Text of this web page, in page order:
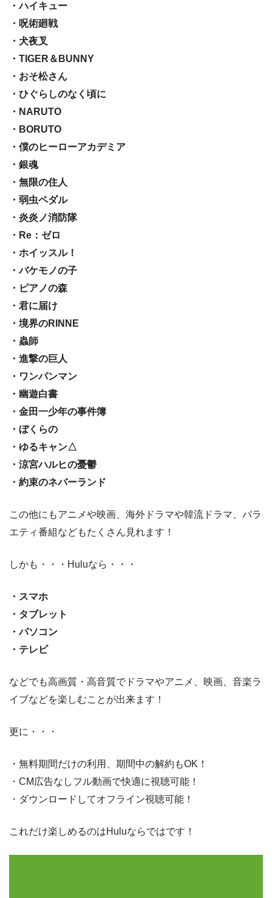
・ハイキュー
・呪術廻戦
・犬夜叉
・TIGER＆BUNNY
・おそ松さん
・ひぐらしのなく頃に
・NARUTO
・BORUTO
・僕のヒーローアカデミア
・銀魂
・無限の住人
・弱虫ペダル
・炎炎ノ消防隊
・Re：ゼロ
・ホイッスル！
・バケモノの子
・ピアノの森
・君に届け
・境界のRINNE
・蟲師
・進撃の巨人
・ワンパンマン
・幽遊白書
・金田一少年の事件簿
・ぼくらの
・ゆるキャン△
・涼宮ハルヒの憂鬱
・約束のネバーランド
この他にもアニメや映画、海外ドラマや韓流ドラマ、バラ
エティ番組などもたくさん見れます！
しかも・・・Huluなら・・・
・スマホ
・タブレット
・パソコン
・テレビ
などでも高画質・高音質でドラマやアニメ、映画、音楽ラ
イブなどを楽しむことが出来ます！
更に・・・
・無料期間だけの利用、期間中の解約もOK！
・CM広告なしフル動画で快適に視聴可能！
・ダウンロードしてオフライン視聴可能！
これだけ楽しめるのはHuluならではです！